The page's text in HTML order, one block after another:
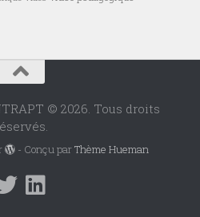
© 2026. Tous droits
- Conçu parThème Hueman